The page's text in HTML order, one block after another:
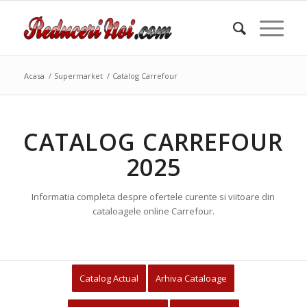
Acasa / Supermarket / Catalog Carrefour
CATALOG CARREFOUR
2025
Informatia completa despre ofertele curente si viitoare din
cataloagele online Carrefour.
Catalog Actual Arhiva Cataloage